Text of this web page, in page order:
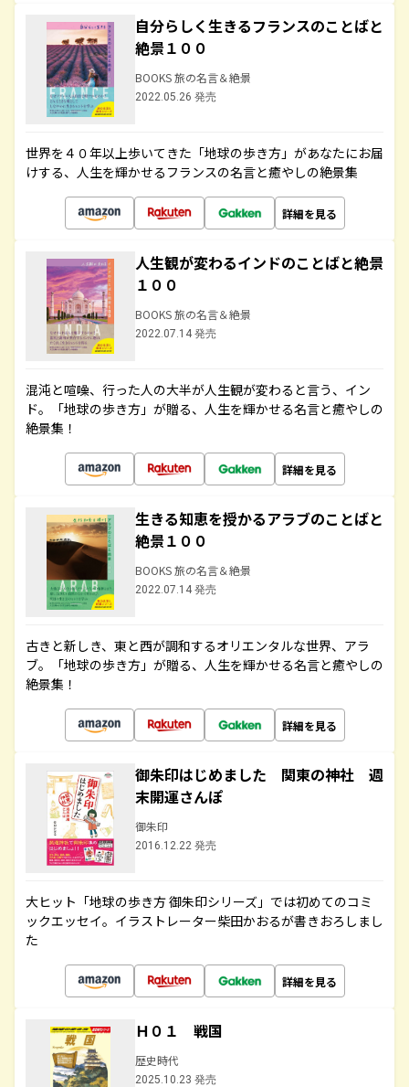
自分らしく生きるフランスのことばと
絶景１００
BOOKS 旅の名言＆絶景
2022.05.26 発売
世界を４０年以上歩いてきた「地球の歩き方」があなたにお届
けする、人生を輝かせるフランスの名言と癒やしの絶景集
詳細を見る
人生観が変わるインドのことばと絶景
１００
BOOKS 旅の名言＆絶景
2022.07.14 発売
混沌と喧噪、行った人の大半が人生観が変わると言う、イン
ド。「地球の歩き方」が贈る、人生を輝かせる名言と癒やしの
絶景集！
詳細を見る
生きる知恵を授かるアラブのことばと
絶景１００
BOOKS 旅の名言＆絶景
2022.07.14 発売
古きと新しき、東と西が調和するオリエンタルな世界、アラ
ブ。「地球の歩き方」が贈る、人生を輝かせる名言と癒やしの
絶景集！
詳細を見る
御朱印はじめました 関東の神社 週
末開運さんぽ
御朱印
2016.12.22 発売
大ヒット「地球の歩き方 御朱印シリーズ」では初めてのコミ
ックエッセイ。イラストレーター柴田かおるが書きおろしまし
た
詳細を見る
Ｈ０１ 戦国
歴史時代
2025.10.23 発売